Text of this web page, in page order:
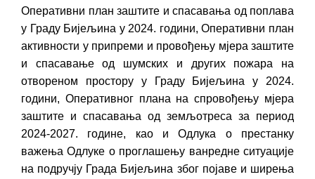
Оперативни план заштите и спасавања од поплава
у Граду Бијељина у 2024. години, Оперативни план
активности у припреми и провођењу мјера заштите
и спасавање од шумских и других пожара на
отвореном простору у Граду Бијељина у 2024.
години, Оперативног плана на спровођењу мјера
заштите и спасавања од земљотреса за период
2024-2027. године, као и Одлука о престанку
важења Одлуке о проглашењу ванредне ситуације
на подручју Града Бијељина због појаве и ширења